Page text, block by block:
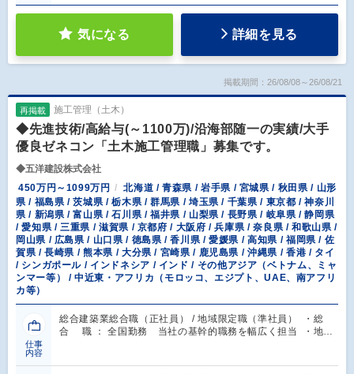
気になる 詳細を見る
掲載期間：26/08/08～26/08/21
再掲載 施工管理（土木）
◆先進技術/高給与(～1100万)/沿海部随一の実績/大手
優良ゼネコン「土木施工管理職」募集です。
◆五洋建設株式会社
450万円～1099万円
北海道 / 青森県 / 岩手県 / 宮城県 / 秋田県 / 山形
県 / 福島県 / 茨城県 / 栃木県 / 群馬県 / 埼玉県 / 千葉県 / 東京都 / 神奈川
県 / 新潟県 / 富山県 / 石川県 / 福井県 / 山梨県 / 長野県 / 岐阜県 / 静岡県
/ 愛知県 / 三重県 / 滋賀県 / 京都府 / 大阪府 / 兵庫県 / 奈良県 / 和歌山県 /
岡山県 / 広島県 / 山口県 / 徳島県 / 香川県 / 愛媛県 / 高知県 / 福岡県 / 佐
賀県 / 長崎県 / 熊本県 / 大分県 / 宮崎県 / 鹿児島県 / 沖縄県 / 香港 / タイ
/ シンガポール / インドネシア / インド / その他アジア（ベトナム、ミャ
ンマー等） / 中近東・アフリカ（モロッコ、エジプト、UAE、南アフリ
カ等）
仕事
内容
総合建築業総合職（正社員） / 地域限定職（準社員） ・総
合 職 ： 全国勤務 当社の基幹的職務を幅広く担当 ・地…